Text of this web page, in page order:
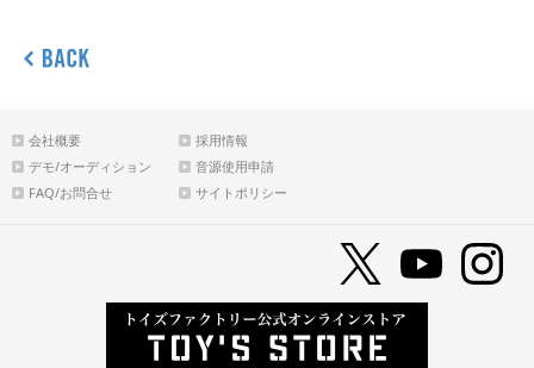
会社概要
採用情報
デモ/オーディション
音源使用申請
FAQ/お問合せ
サイトポリシー